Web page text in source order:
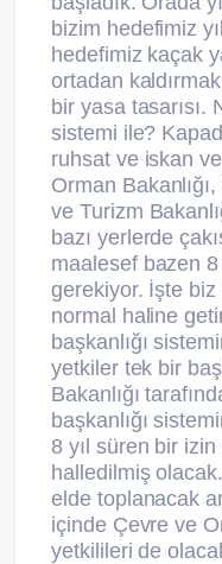
bizim hedefimiz
hedefimiz kaçak
ortadan
bir yasa tasarısı.
sistemi ile?
ruhsat ve iskan
Orman
ve Turizm
bazı yerlerde
maalesef bazen
gerekiyor. İşte biz
normal haline
başkanlığı
yetkiler tek bir
Bakanlığı
başkanlığı
8 yıl süren bir
halledilmiş
elde toplanacak
içinde Çevre ve
yetkilileri de